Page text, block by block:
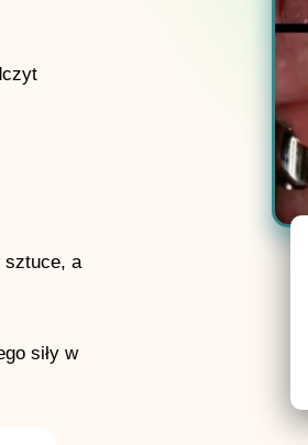
sztuce, a
siły w